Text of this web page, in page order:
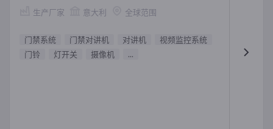
生产厂家 意大利 全球范围
门禁系统 门禁对讲机 对讲机
视频监控系统
门铃
灯开关 摄像机 ...